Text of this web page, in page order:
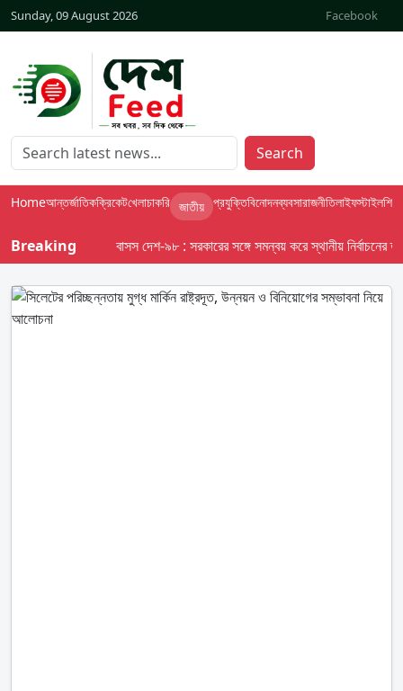
Sunday, 09 August 2026 Facebook
Search
Homeআন্তর্জাতিকক্রিকেটখেলাচাকরি জাতীয় প্রযুক্তিবিনোদনব্যবসারাজনীতিলাইফস্টাইলশিক্ষা
Breaking বাসস দেশ-৯৮ : সরকারের সঙ্গে সমন্বয় করে স্থানীয় নির্বাচনের